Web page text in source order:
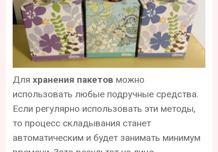
Дляхранения пакетов можно
использовать любые подручные средства.
Если регулярно использовать эти методы,
то процесс складывания станет
автоматическим и будет занимать минимум